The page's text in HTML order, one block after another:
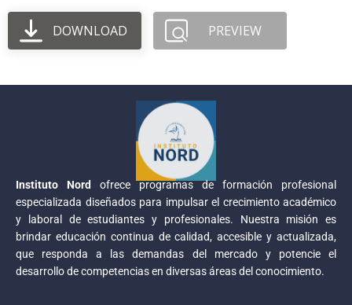
DOWNLOAD PREVIEW
Instituto Nord
ofrece programas de formación profesional
especializada diseñados para impulsar el crecimiento académico
y laboral de estudiantes y profesionales. Nuestra misión es
brindar educación continua de calidad, accesible y actualizada,
que responda a las demandas del mercado y potencie el
desarrollo de competencias en diversas áreas del conocimiento.